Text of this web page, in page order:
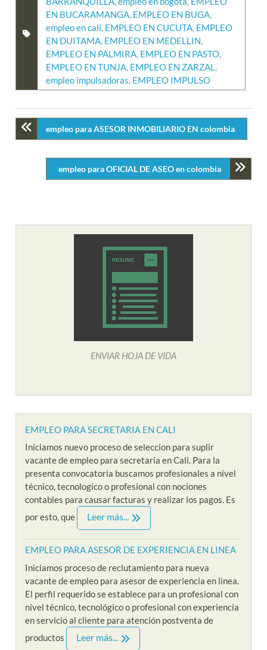
EN BUCARAMANGA, EMPLEO EN BUGA,
empleo en cali, EMPLEO EN CUCUTA, EMPLEO
EN DUITAMA, EMPLEO EN MEDELLIN,
EMPLEO EN PALMIRA, EMPLEO EN PASTO,
EMPLEO EN TUNJA, EMPLEO EN ZARZAL,
empleo impulsadoras, EMPLEO IMPULSO
empleo para ASESOR INMOBILIARIO EN colombia
empleo para OFICIAL DE ASEO en colombia
ENVIAR HOJA DE VIDA
EMPLEO PARA SECRETARIA EN CALI
Iniciamos nuevo proceso de seleccion para suplir
vacante de empleo para secretaria en Cali. Para la
presenta convocatoria buscamos profesionales a nivel
técnico, tecnologico o profesional con nociones
contables para causar facturas y realizar los pagos. Es
por esto, que
Leer más...
EMPLEO PARA ASESOR DE EXPERIENCIA EN LINEA
Iniciamos proceso de reclutamiento para nueva
vacante de empleo para asesor de experiencia en linea.
El perfil requerido se establece para un profesional con
nivel técnico, tecnológico o profesional con experiencia
en servicio al cliente para atención postventa de
productos
Leer más...